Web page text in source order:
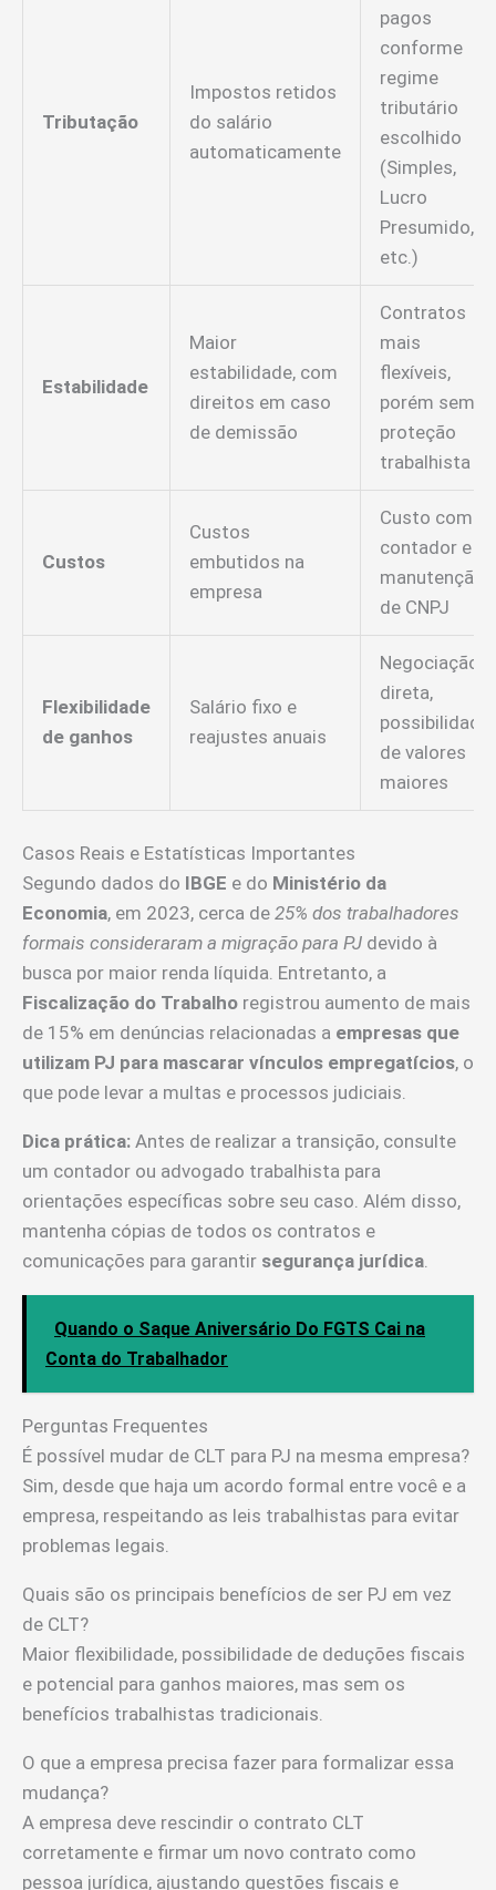
Tributação
Impostos retidos
do salário
automaticamente
pagos
conforme
regime
tributário
escolhido
(Simples,
Lucro
Presumido,
etc.)
Estabilidade
Maior
estabilidade, com
direitos em caso
de demissão
Contratos
mais
flexíveis,
porém sem
proteção
trabalhista
Custos
Custos
embutidos na
empresa
Custo com
contador e
manutenção
de CNPJ
Flexibilidade
de ganhos
Salário fixo e
reajustes anuais
Negociação
direta,
possibilidade
de valores
maiores
Casos Reais e Estatísticas Importantes
Segundo dados do IBGE e do Ministério da
Economia, em 2023, cerca de 25% dos trabalhadores
formais consideraram a migração para PJ devido à
busca por maior renda líquida. Entretanto, a
Fiscalização do Trabalho registrou aumento de mais
de 15% em denúncias relacionadas a empresas que
utilizam PJ para mascarar vínculos empregatícios, o
que pode levar a multas e processos judiciais.
Dica prática: Antes de realizar a transição, consulte
um contador ou advogado trabalhista para
orientações específicas sobre seu caso. Além disso,
mantenha cópias de todos os contratos e
comunicações para garantir segurança jurídica.
Quando o Saque Aniversário Do FGTS Cai na
Conta do Trabalhador
Perguntas Frequentes
É possível mudar de CLT para PJ na mesma empresa?
Sim, desde que haja um acordo formal entre você e a
empresa, respeitando as leis trabalhistas para evitar
problemas legais.
Quais são os principais benefícios de ser PJ em vez
de CLT?
Maior flexibilidade, possibilidade de deduções fiscais
e potencial para ganhos maiores, mas sem os
benefícios trabalhistas tradicionais.
O que a empresa precisa fazer para formalizar essa
mudança?
A empresa deve rescindir o contrato CLT
corretamente e firmar um novo contrato como
pessoa jurídica, ajustando questões fiscais e